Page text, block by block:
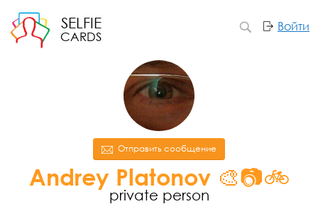
SELFIE
CARDS
Войти
Отправить сообщение
Andrey Platonov 🎨📷🚲
private person